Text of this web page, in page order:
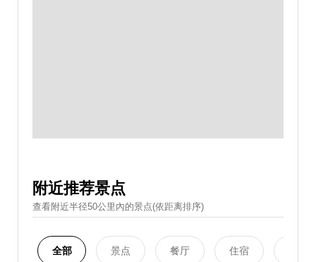
附近推荐景点
查看附近半径50公里內的景点(依距离排序)
全部 景点 餐厅 住宿